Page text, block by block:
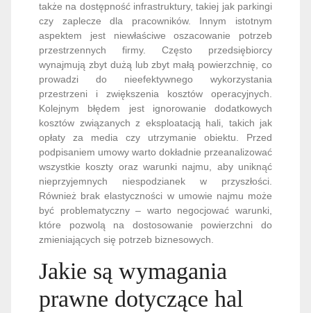
także na dostępność infrastruktury, takiej jak parkingi
czy zaplecze dla pracowników. Innym istotnym
aspektem jest niewłaściwe oszacowanie potrzeb
przestrzennych firmy. Często przedsiębiorcy
wynajmują zbyt dużą lub zbyt małą powierzchnię, co
prowadzi do nieefektywnego wykorzystania
przestrzeni i zwiększenia kosztów operacyjnych.
Kolejnym błędem jest ignorowanie dodatkowych
kosztów związanych z eksploatacją hali, takich jak
opłaty za media czy utrzymanie obiektu. Przed
podpisaniem umowy warto dokładnie przeanalizować
wszystkie koszty oraz warunki najmu, aby uniknąć
nieprzyjemnych niespodzianek w przyszłości.
Również brak elastyczności w umowie najmu może
być problematyczny – warto negocjować warunki,
które pozwolą na dostosowanie powierzchni do
zmieniających się potrzeb biznesowych.
Jakie są wymagania
prawne dotyczące hal